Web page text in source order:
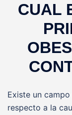
CUAL
Existe un
respecto a la